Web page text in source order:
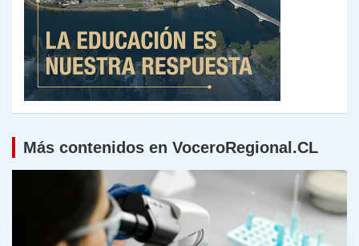
Más contenidos en VoceroRegional.CL